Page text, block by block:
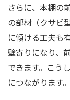
さらに、本棚の
の部材（クサビ
に傾ける工夫も
壁寄りになり、
できます。こう
につながります。